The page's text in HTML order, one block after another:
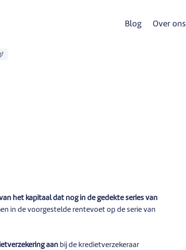
Blog Over ons
het kapitaal dat nog in de gedekte series van
in de voorgestelde rentevoet op de serie van
aan bij de kredietverzekeraar